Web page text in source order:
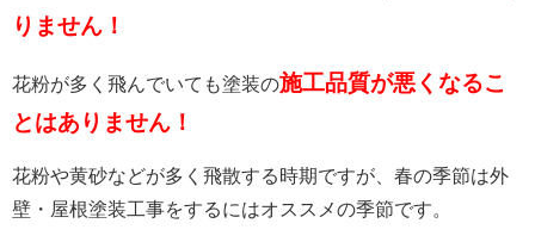
りません！
花粉が多く飛んでいても塗装の施工品質が悪くなるこ
とはありません！
花粉や黄砂などが多く飛散する時期ですが、春の季節は外
壁・屋根塗装工事をするにはオススメの季節です。